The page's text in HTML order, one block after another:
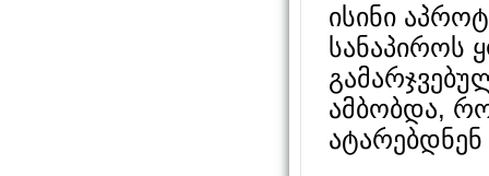
ისინი
სანაპიროს
ამბობდა,
ატარებდნენ